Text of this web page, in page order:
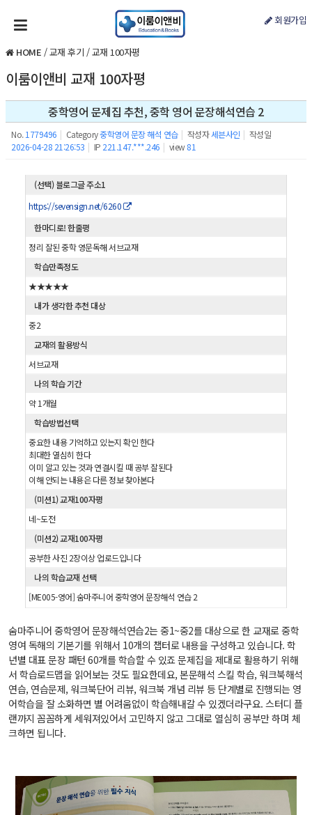
회원가입
HOME /교재 후기 /교재 100자평
이룸이앤비 교재 100자평
중학영어 문제집 추천, 중학 영어 문장해석연습 2
No. 1779496 | Category중학영어 문장 해석 연습 | 작성자세븐사인 | 작성일
2026-04-28 21:26:53 | IP 221.147.***.246 | view 81
(선택) 블로그글 주소1
https://sevensign.net/6260
한마디로! 한줄평
정리 잘된 중학 영문독해 서브교재
학습만족정도
★★★★★
내가 생각한 추천 대상
중2
교재의 활용방식
서브교재
나의 학습 기간
약 1개월
학습방법선택
중요한 내용 기억하고 있는지 확인 한다
최대한 열심히 한다
이미 알고 있는 것과 연결시킬 때 공부 잘된다
이해 안되는 내용은 다른 정보 찾아본다
(미션1) 교재100자평
네~도전
(미션2) 교재100자평
공부한 사진 2장이상 업로드입니다
나의 학습교재 선택
[ME005-영어] 숨마주니어 중학영어 문장해석 연습 2
숨마주니어 중학영어 문장해석연습2는 중1~중2를 대상으로 한 교재로 중학
영여 독해의 기본기를 위해서 10개의 챕터로 내용을 구성하고 있습니다. 학
년별 대표 문장 패턴 60개를 학습할 수 있죠 문제집을 제대로 활용하기 위해
서 학습로드맵을 읽어보는 것도 필요한데요, 본문해석 스킬 학습, 워크북해석
연습, 연습문제, 워크북단어 리뷰, 워크북 개념 리뷰 등 단계별로 진행되는 영
어학습을 잘 소화하면 별 어려움없이 학습해내갈 수 있겠더라구요. 스터디 플
랜까지 꼼꼼하게 세워져있어서 고민하지 않고 그대로 열심히 공부만 하며 체
크하면 됩니다.